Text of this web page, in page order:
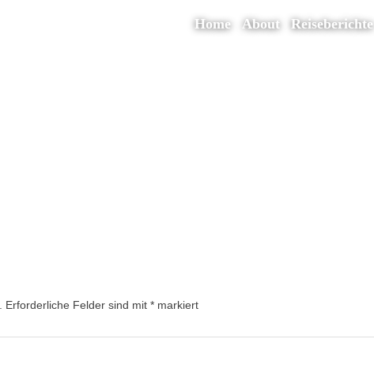
Home About Reiseberichte
Erforderliche Felder sind mit * markiert